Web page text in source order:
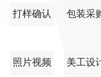
打样确认 包装采
照片视频 美工设